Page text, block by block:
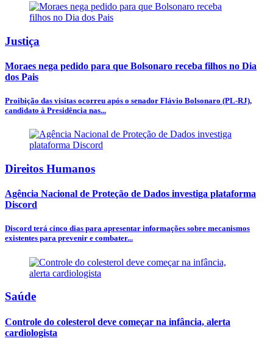
Justiça
Moraes nega pedido para que Bolsonaro receba filhos no Dia
dos Pais
Proibição das visitas ocorreu após o senador Flávio Bolsonaro (PL-RJ),
candidato à Presidência nas...
Direitos Humanos
Agência Nacional de Proteção de Dados investiga plataforma
Discord
Discord terá cinco dias para apresentar informações sobre mecanismos
existentes para prevenir e combater...
Saúde
Controle do colesterol deve começar na infância, alerta
cardiologista